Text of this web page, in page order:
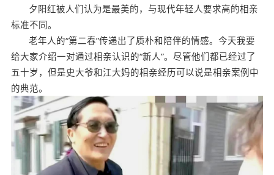
夕阳红被人们认为是最美的，与现代年轻人要求高的相亲
标准不同。
老年人的“第二春”传递出了质朴和陪伴的情感。今天我要
给大家介绍一对通过相亲认识的“新人”。尽管他们都已经过了
五十岁，但是史大爷和江大妈的相亲经历可以说是相亲案例中
的典范。